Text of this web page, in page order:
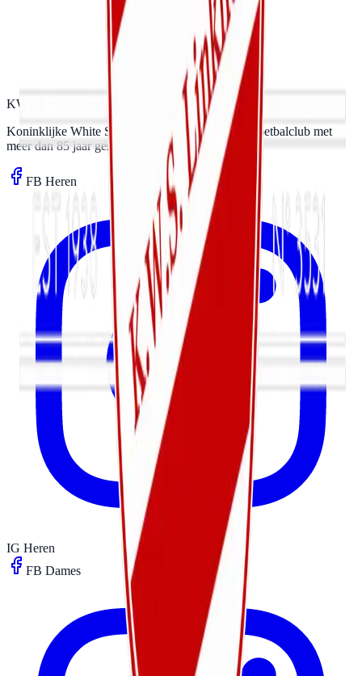
KWS Linkhout
Stamnummer 03531
Koninklijke White Star Linkhout. Een familiale voetbalclub met
meer dan 85 jaar geschiedenis.
FB Heren
IG Heren
FB Dames